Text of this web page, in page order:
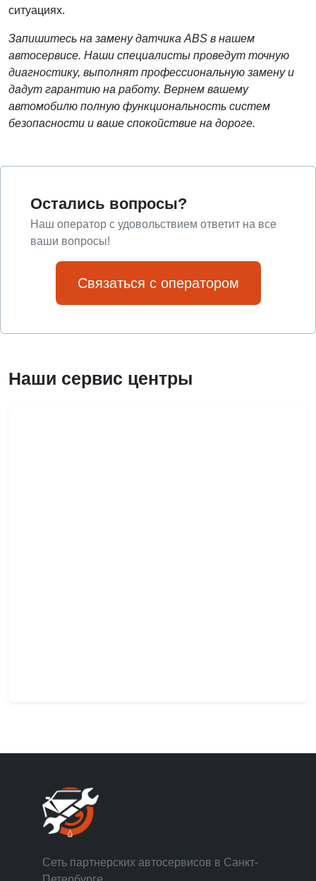
ситуациях.
Запишитесь на замену датчика ABS в нашем
автосервисе. Наши специалисты проведут точную
диагностику, выполнят профессиональную замену и
дадут гарантию на работу. Вернем вашему
автомобилю полную функциональность систем
безопасности и ваше спокойствие на дороге.
Остались вопросы?
Наш оператор с удовольствием ответит на все
ваши вопросы!
Связаться с оператором
Наши сервис центры
Сеть партнерских автосервисов в Санкт-